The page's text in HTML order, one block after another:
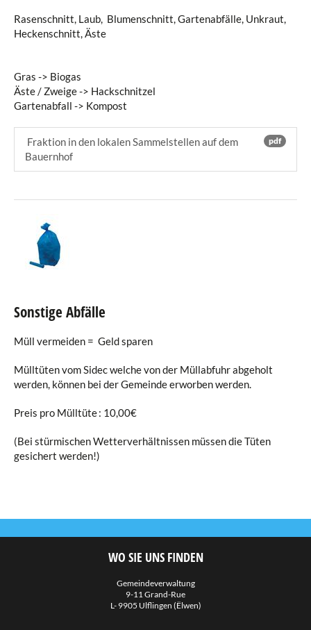
Rasenschnitt, Laub, Blumenschnitt, Gartenabfälle, Unkraut,
Heckenschnitt, Äste
Gras -> Biogas
Äste / Zweige -> Hackschnitzel
Gartenabfall -> Kompost
pdf
Fraktion in den lokalen Sammelstellen auf dem
Bauernhof
Sonstige Abfälle
Müll vermeiden = Geld sparen
Mülltüten vom Sidec welche von der Müllabfuhr abgeholt
werden, können bei der Gemeinde erworben werden.
Preis pro Mülltüte : 10,00€
(Bei stürmischen Wetterverhältnissen müssen die Tüten
gesichert werden!)
WO SIE UNS FINDEN
Gemeindeverwaltung
9-11 Grand-Rue
L- 9905 Ulflingen (Ëlwen)